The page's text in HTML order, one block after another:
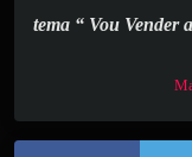
tema “ Vou Vender
No final deste ano,
Quero Guiar” que